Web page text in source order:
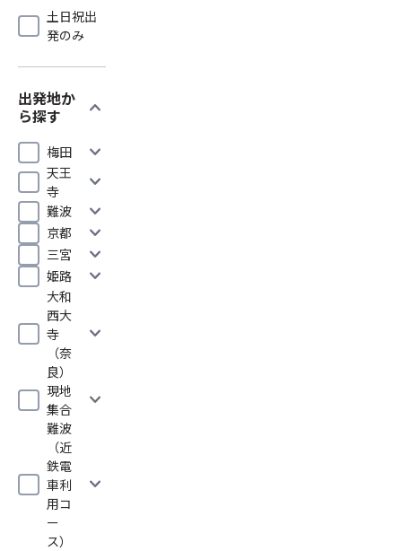
土日祝出
発のみ
出発地か
ら探す
expand_more
梅田 expand_more
天王
寺
expand_more
難波 expand_more
京都 expand_more
三宮 expand_more
姫路 expand_more
大和
西大
寺
（奈
良）
expand_more
現地
集合
expand_more
難波
（近
鉄電
車利
用コ
ー
ス）
expand_more